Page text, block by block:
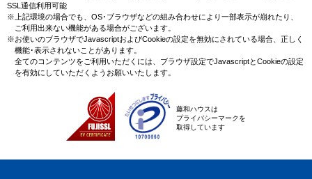
SSL通信利用可能
※上記環境の場合でも、OS･ブラウザなどの組み合わせにより一部表示が崩れたり、
ご利用出来ない機能がある場合がございます。
※お使いのブラウザでJavascriptおよびCookieの設定を無効にされている場合、正しく
機能･表示されないことがあります。
全てのコンテンツをご利用いただくには、ブラウザ設定でJavascriptとCookieの設定
を有効にしていただくようお願いいたします。
藤和ハウスは
プライバシーマークを
取得しています